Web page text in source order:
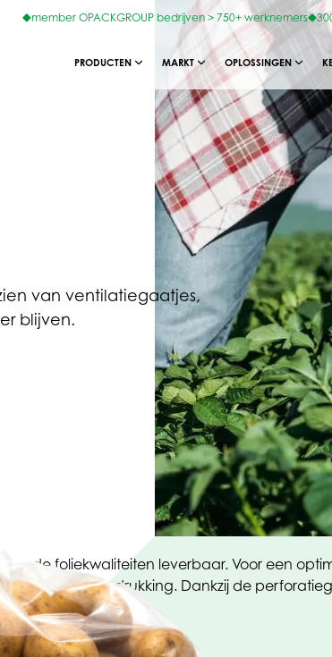
member OPACKGROUP bedrijven > 750+ werknemers
PRODUCTEN MARKT OPLOSSINGEN
van ventilatiegaatjes,
blijven.
foliekwaliteiten leverbaar. Voor een
van een bedrukking. Dankzij de